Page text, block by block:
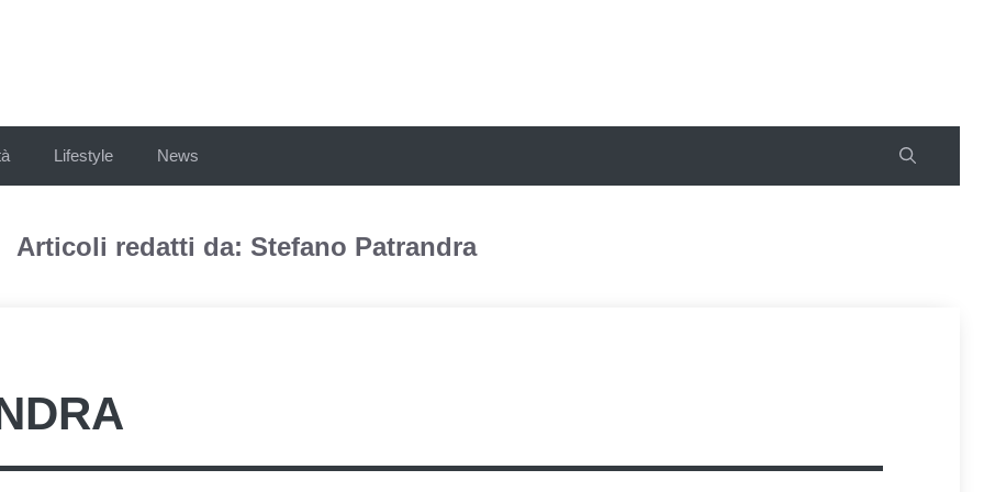
Lifestyle News
Articoli redatti da: Stefano Patrandra